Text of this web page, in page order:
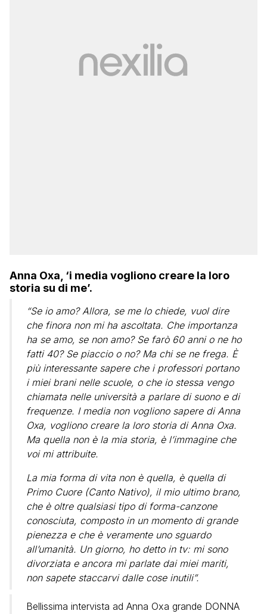
Anna Oxa, ‘i media vogliono creare la loro
storia su di me’.
“Se io amo? Allora, se me lo chiede, vuol dire
che finora non mi ha ascoltata. Che importanza
ha se amo, se non amo? Se farò 60 anni o ne ho
fatti 40? Se piaccio o no? Ma chi se ne frega. È
più interessante sapere che i professori portano
i miei brani nelle scuole, o che io stessa vengo
chiamata nelle università a parlare di suono e di
frequenze. I media non vogliono sapere di Anna
Oxa, vogliono creare la loro storia di Anna Oxa.
Ma quella non è la mia storia, è l’immagine che
voi mi attribuite.
La mia forma di vita non è quella, è quella di
Primo Cuore (Canto Nativo), il mio ultimo brano,
che è oltre qualsiasi tipo di forma-canzone
conosciuta, composto in un momento di grande
pienezza e che è veramente uno sguardo
all’umanità. Un giorno, ho detto in tv: mi sono
divorziata e ancora mi parlate dai miei mariti,
non sapete staccarvi dalle cose inutili”.
Bellissima intervista ad Anna Oxa grande DONNA